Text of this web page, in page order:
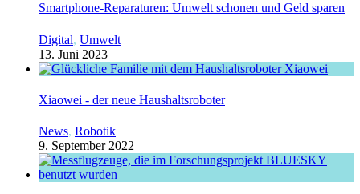
Smartphone-Reparaturen: Umwelt schonen und Geld sparen
Digital, Umwelt
13. Juni 2023
Xiaowei - der neue Haushaltsroboter
News, Robotik
9. September 2022